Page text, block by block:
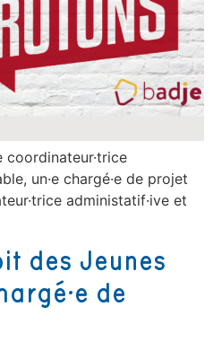
coordinateur·trice
un·e chargé·e de projet
administatif·ive et
des Jeunes
de